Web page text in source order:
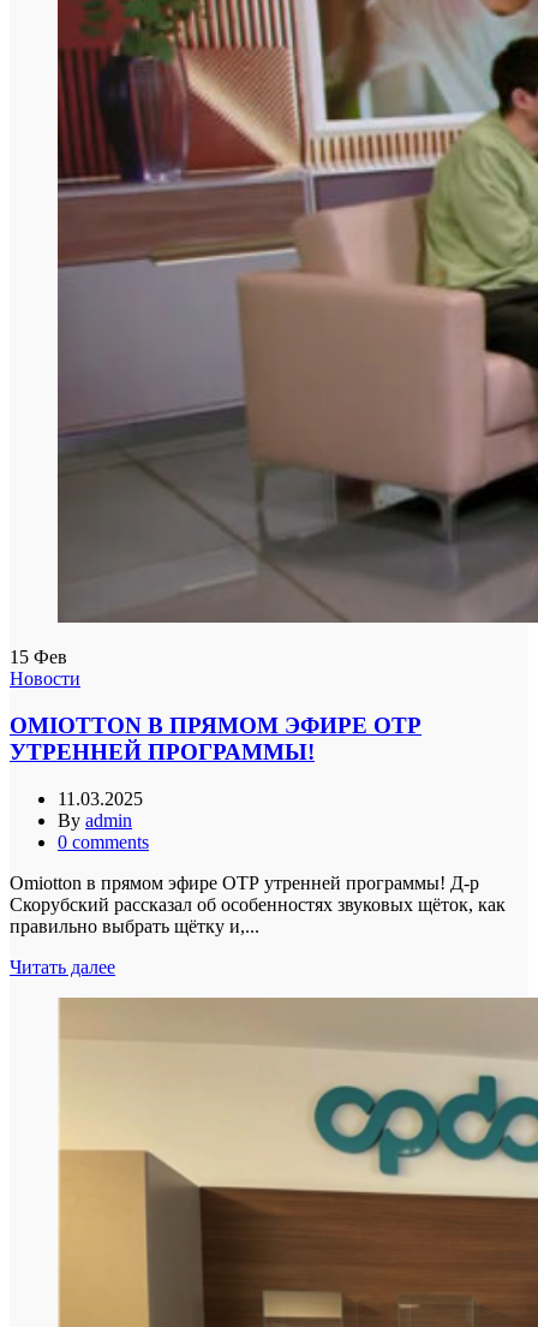
15 Фев
Новости
OMIOTTON В ПРЯМОМ ЭФИРЕ ОТР
УТРЕННЕЙ ПРОГРАММЫ!
11.03.2025
By admin
0 comments
Omiotton в прямом эфире ОТР утренней программы! Д-р
Скорубский рассказал об особенностях звуковых щёток, как
правильно выбрать щётку и,...
Читать далее